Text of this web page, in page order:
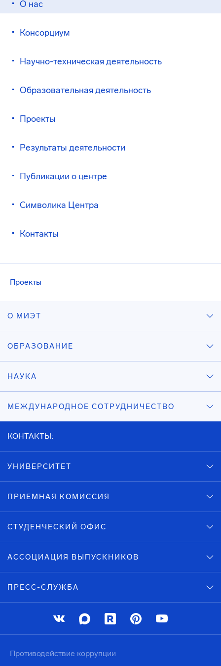
О нас
Консорциум
Научно-техническая деятельность
Образовательная деятельность
Проекты
Результаты деятельности
Публикации о центре
Символика Центра
Контакты
Проекты
О МИЭТ
ОБРАЗОВАНИЕ
НАУКА
МЕЖДУНАРОДНОЕ СОТРУДНИЧЕСТВО
КОНТАКТЫ:
УНИВЕРСИТЕТ
ПРИЕМНАЯ КОМИССИЯ
СТУДЕНЧЕСКИЙ ОФИС
АССОЦИАЦИЯ ВЫПУСКНИКОВ
ПРЕСС-СЛУЖБА
Противодействие коррупции